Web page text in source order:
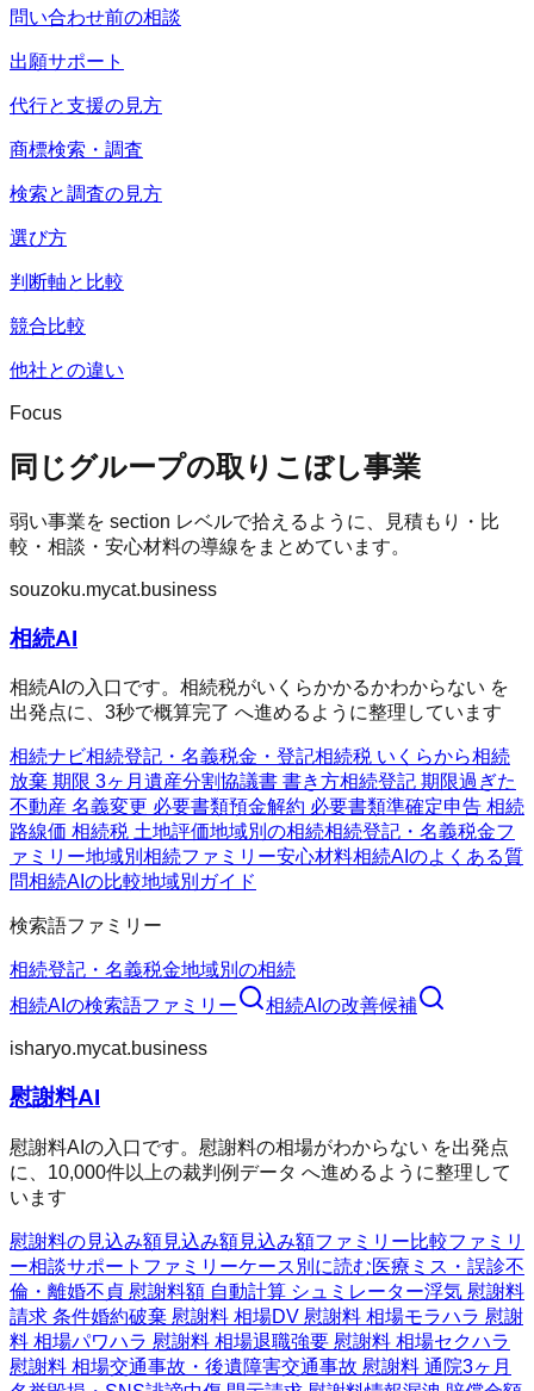
問い合わせ前の相談
出願サポート
代行と支援の見方
商標検索・調査
検索と調査の見方
選び方
判断軸と比較
競合比較
他社との違い
Focus
同じグループの取りこぼし事業
弱い事業を section レベルで拾えるように、見積もり・比
較・相談・安心材料の導線をまとめています。
souzoku.mycat.business
相続AI
相続AIの入口です。相続税がいくらかかるかわからない を
出発点に、3秒で概算完了 へ進めるように整理しています
相続ナビ相続登記・名義税金・登記相続税 いくらから相続
放棄 期限 3ヶ月 遺産分割協議書 書き方相続登記 期限過ぎた
不動産 名義変更 必要書類預金解約 必要書類準確定申告 相続
路線価 相続税 土地評価地域別の相続相続登記・名義税金フ
ァミリー地域別相続ファミリー安心材料相続AIのよくある質
問相続AIの比較地域別ガイド
検索語ファミリー
相続登記・名義税金地域別の相続
相続AI の検索語ファミリー 相続AI の改善候補
isharyo.mycat.business
慰謝料AI
慰謝料AIの入口です。慰謝料の相場がわからない を出発点
に、10,000件以上の裁判例データ へ進めるように整理して
います
慰謝料の見込み額見込み額見込み額ファミリー比較ファミリ
ー相談サポートファミリーケース別に読む医療ミス・誤診不
倫・離婚不貞 慰謝料額 自動計算 シュミレーター浮気 慰謝料
請求 条件婚約破棄 慰謝料 相場DV 慰謝料 相場モラハラ 慰謝
料 相場パワハラ 慰謝料 相場退職強要 慰謝料 相場セクハラ
慰謝料 相場交通事故・後遺障害交通事故 慰謝料 通院3ヶ月